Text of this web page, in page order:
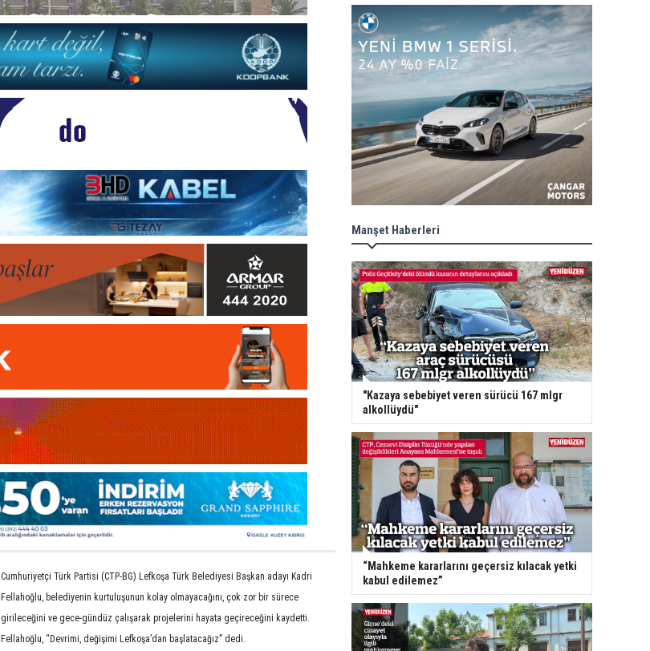
Cumhuriyetçi Türk Partisi (CTP-BG) Lefkoşa Türk Belediyesi Başkan adayı Kadri
Fellahoğlu, belediyenin kurtuluşunun kolay olmayacağını, çok zor bir sürece
girileceğini ve gece-gündüz çalışarak projelerini hayata geçireceğini kaydetti.
Fellahoğlu, “Devrimi, değişimi Lefkoşa’dan başlatacağız” dedi.
Manşet Haberleri
"Kazaya sebebiyet veren sürücü 167 mlgr
alkollüydü"
“Mahkeme kararlarını geçersiz kılacak yetki
kabul edilemez”